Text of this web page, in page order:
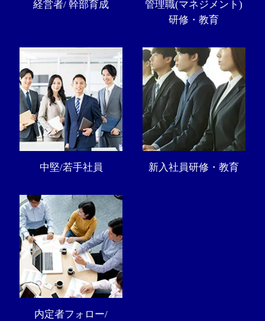
経営者/ 幹部育成
管理職(マネジメント)
研修・教育
中堅/若手社員 新入社員研修・教育
内定者フォロー/